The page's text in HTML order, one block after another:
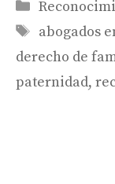
Categories
Tags
abogados
derecho de
paternidad,